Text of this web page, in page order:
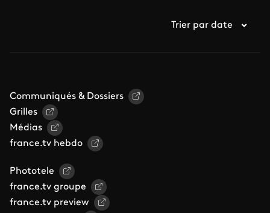
Trier par date
Communiqués & Dossiers
Grilles
Médias
france.tv hebdo
Phototele
france.tv groupe
france.tv preview